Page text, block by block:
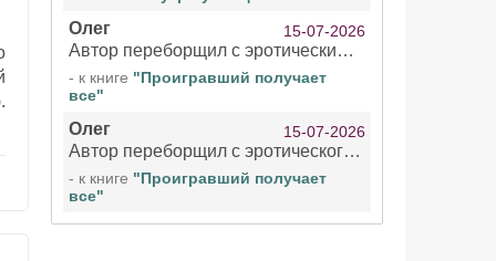
Олег 15-07-2026
Автор переборщил с эротическими сценами. Похоже, с этим у него проблемы.
- к книге "Проигравший получает
все"
Олег 15-07-2026
Автор переборщил с эротического сценами. Похоже, с этим у него проблемы.
- к книге "Проигравший получает
все"